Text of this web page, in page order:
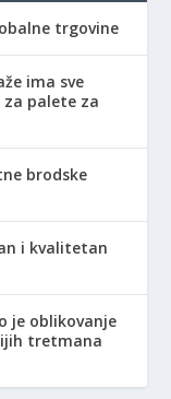
trgovine
ima sve
za palete za
brodske
i kvalitetan
je oblikovanje
tretmana